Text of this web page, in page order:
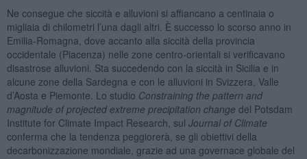
Ne consegue che siccità e alluvioni si affiancano a centinaia o
migliaia di chilometri l’una dagli altri. È successo lo scorso anno in
Emilia-Romagna, dove accanto alla siccità della provincia
occidentale (Piacenza) nelle zone centro-orientali si verificavano
disastrose alluvioni. Sta succedendo con la siccità in Sicilia e in
alcune zone della Sardegna e con le alluvioni in Svizzera, Valle
d’Aosta e Piemonte. Lo studio Constraining the pattern and
magnitude of projected extreme precipitation change del Potsdam
Institute for Climate Impact Research, sul Journal of Climate
conferma che la tendenza peggiorerà, se gli obiettivi della
decarbonizzazione mondiale, grazie ad una governace globale del